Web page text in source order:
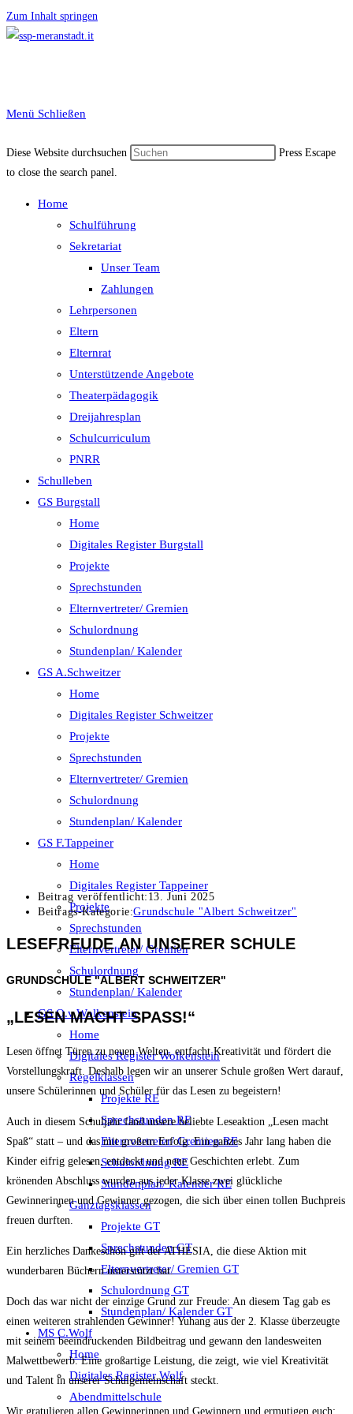
Zum Inhalt springen
Menü Schließen
Diese Website durchsuchen
Press Escape
to close the search panel.
Home
Schulführung
Sekretariat
Unser Team
Zahlungen
Lehrpersonen
Eltern
Elternrat
Unterstützende Angebote
Theaterpädagogik
Dreijahresplan
Schulcurriculum
PNRR
Schulleben
GS Burgstall
Home
Digitales Register Burgstall
Projekte
Sprechstunden
Elternvertreter/ Gremien
Schulordnung
Stundenplan/ Kalender
GS A.Schweitzer
Home
Digitales Register Schweitzer
Projekte
Sprechstunden
Elternvertreter/ Gremien
Schulordnung
Stundenplan/ Kalender
GS F.Tappeiner
Home
Digitales Register Tappeiner
Projekte
Sprechstunden
Elternvertreter/ Gremien
Schulordnung
Stundenplan/ Kalender
GS O.v.Wolkenstein
Home
Digitales Register Wolkenstein
Regelklassen
Projekte RE
Sprechstunden RE
Elternvertreter/ Gremien RE
Schulordnung RE
Stundenplan/ Kalender RE
Ganztagsklassen
Projekte GT
Sprechstunden GT
Elternvertreter/ Gremien GT
Schulordnung GT
Stundenplan/ Kalender GT
MS C.Wolf
Home
Digitales Register Wolf
Abendmittelschule
Beitrag veröffentlicht: 13. Juni 2025
Beitrags-Kategorie:Grundschule "Albert Schweitzer"
LESEFREUDE AN UNSERER SCHULE
GRUNDSCHULE "ALBERT SCHWEITZER"
„LESEN MACHT SPASS!“
Lesen öffnet Türen zu neuen Welten, entfacht Kreativität und fördert die
Vorstellungskraft. Deshalb legen wir an unserer Schule großen Wert darauf,
unsere Schülerinnen und Schüler für das Lesen zu begeistern!
Auch in diesem Schuljahr fand unsere beliebte Leseaktion „Lesen macht
Spaß“ statt – und das mit großem Erfolg. Ein ganzes Jahr lang haben die
Kinder eifrig gelesen, entdeckt und neue Geschichten erlebt. Zum
krönenden Abschluss wurden aus jeder Klasse zwei glückliche
Gewinnerinnen und Gewinner gezogen, die sich über einen tollen Buchpreis
freuen durften.
Ein herzliches Dankeschön gilt der ATHESIA, die diese Aktion mit
wunderbaren Büchern unterstützt hat.
Doch das war nicht der einzige Grund zur Freude: An diesem Tag gab es
einen weiteren strahlenden Gewinner! Yuhang aus der 2. Klasse überzeugte
mit seinem beeindruckenden Bildbeitrag und gewann den landesweiten
Malwettbewerb. Eine großartige Leistung, die zeigt, wie viel Kreativität
und Talent in unserer Schulgemeinschaft steckt.
Wir gratulieren allen Gewinnerinnen und Gewinnern und ermutigen euch: